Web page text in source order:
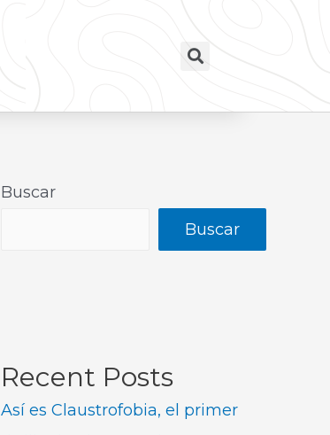
Buscar
Buscar
Recent Posts
Así es Claustrofobia, el primer